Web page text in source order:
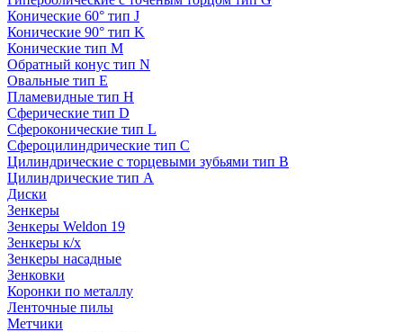
Конические 60° тип J
Конические 90° тип K
Конические тип M
Обратный конус тип N
Овальные тип E
Пламевидные тип H
Сферические тип D
Сфероконические тип L
Сфероцилиндрические тип C
Цилиндрические с торцевыми зубьями тип B
Цилиндрические тип А
Диски
Зенкеры
Зенкеры Weldon 19
Зенкеры к/х
Зенкеры насадные
Зенковки
Коронки по металлу
Ленточные пилы
Метчики